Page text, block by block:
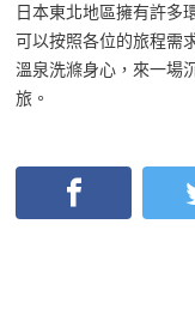
日本東北地區擁有許多
可以按照各位的旅程需
溫泉洗滌身心，來一場
旅。